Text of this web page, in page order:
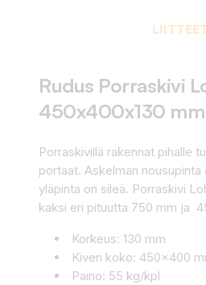
Rudus Porraskivi
450x400x130
Porraskivillä rakennat pihalle
portaat. Askelman nousupinta
yläpinta on sileä. Porraskivi
kaksi eri pituutta 750 mm ja
Korkeus: 130 mm
Kiven koko: 450x400
Paino: 55 kg/kpl